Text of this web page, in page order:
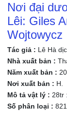
Nơi đại
Lêi: Giles
Wojtowycz
Tác giả : Lê Hà
Nhà xuất bản :
Năm xuất bản :
Nơi xuất bản : H.
Mô tả vật lý : 28tr
Số phân loại : 821